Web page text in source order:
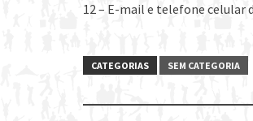
12 – E-mail e telefone celular
CATEGORIAS SEM CATEGORIA